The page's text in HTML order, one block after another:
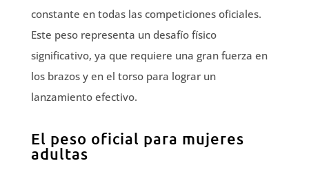
constante en todas las competiciones oficiales.
Este peso representa un desafío físico
significativo, ya que requiere una gran fuerza en
los brazos y en el torso para lograr un
lanzamiento efectivo.
El peso oficial para mujeres
adultas